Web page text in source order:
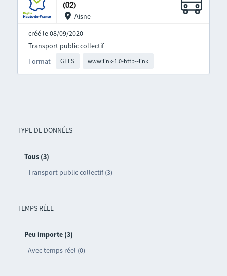
TYPE DE DONNÉES
Tous (3)
Transport public collectif (3)
TEMPS RÉEL
Peu importe (3)
Avec temps réel (0)
(02)
Aisne
créé le 08/09/2020
Format GTFS www:link-1.0-http--link
Transport public collectif